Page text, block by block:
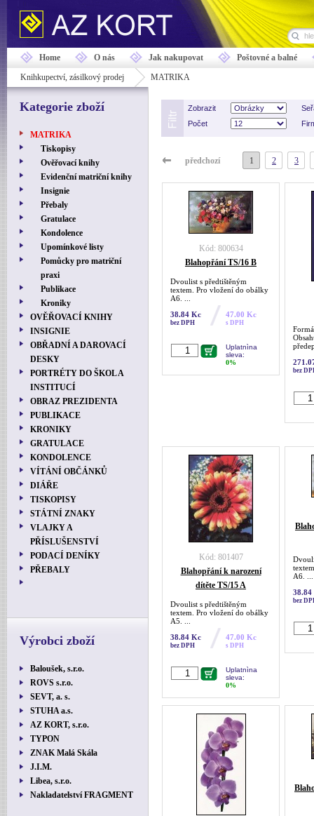
Home O nás Jak nakupovat
Poštovné a balné
Knihkupectví, zásilkový prodej
MATRIKA
Kategorie zboží
MATRIKA
Tiskopisy
Ověřovací knihy
Evidenční matriční knihy
Insignie
Přebaly
Gratulace
Kondolence
Upomínkové listy
Pomůcky pro matriční
praxi
Publikace
Kroniky
OVĚŘOVACÍ KNIHY
INSIGNIE
OBŘADNÍ A DAROVACÍ
DESKY
PORTRÉTY DO ŠKOL A
INSTITUCÍ
OBRAZ PREZIDENTA
PUBLIKACE
KRONIKY
GRATULACE
KONDOLENCE
VÍTÁNÍ OBČÁNKŮ
DIÁŘE
TISKOPISY
STÁTNÍ ZNAKY
VLAJKY A
PŘÍSLUŠENSTVÍ
PODACÍ DENÍKY
PŘEBALY
Výrobci zboží
Baloušek, s.r.o.
ROVS s.r.o.
SEVT, a. s.
STUHA a.s.
AZ KORT, s.r.o.
TYPON
ZNAK Malá Skála
J.I.M.
Libea, s.r.o.
Nakladatelství FRAGMENT
Zobrazit
Počet
předchozí 1 2 3
Kód: 800634
Blahopřání TS/16 B
Dvoulist s předtištěným
textem. Pro vložení do obálky
A6. ...
38.84 Kc
bez DPH
47.00 Kc
s DPH
Uplatnìna
sleva:
0%
bez
Kód: 801407
Blahopřání k narození
dítěte TS/15 A
Dvoulist s předtištěným
textem. Pro vložení do obálky
A5. ...
38.84 Kc
bez DPH
47.00 Kc
s DPH
Uplatnìna
sleva:
0%
A6. ...
38.84
bez